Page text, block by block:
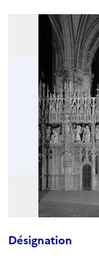
Désignation